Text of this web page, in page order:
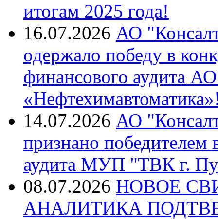
итогам 2025 года!
16.07.2026 АО
одержало победу в
финансового аудита
14.07.2026 АО
признано победителем
аудита МУП "ТВК г.
08.07.2026 НОВОЕ
АНАЛИТИКА